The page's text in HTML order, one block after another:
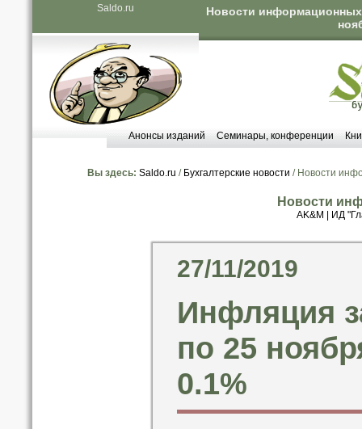
Saldo.ru
Новости информационных
Анонсы изданий Семинары, конференции
Вы здесь: Saldo.ru / Бухгалтерские новости / Новости
Новости
AK&M ИД
27/11/2019
Инфляция
по 25
0.1%